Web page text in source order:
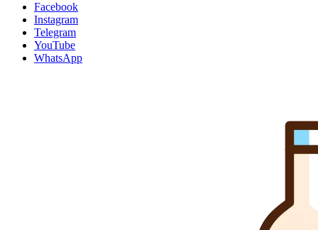
Facebook
Instagram
Telegram
YouTube
WhatsApp